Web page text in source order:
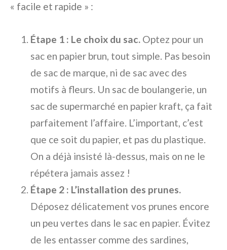
« facile et rapide » :
Étape 1 : Le choix du sac. Optez pour un
sac en papier brun, tout simple. Pas besoin
de sac de marque, ni de sac avec des
motifs à fleurs. Un sac de boulangerie, un
sac de supermarché en papier kraft, ça fait
parfaitement l’affaire. L’important, c’est
que ce soit du papier, et pas du plastique.
On a déjà insisté là-dessus, mais on ne le
répétera jamais assez !
Étape 2 : L’installation des prunes.
Déposez délicatement vos prunes encore
un peu vertes dans le sac en papier. Évitez
de les entasser comme des sardines,